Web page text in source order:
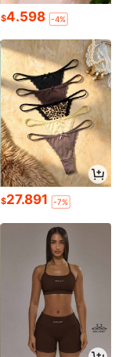
$4.598 -4%
$27.891 -7%